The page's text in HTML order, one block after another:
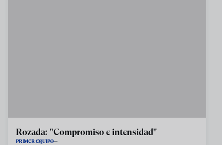
Rozada: "Compromiso e intensidad"
PRIMER EQUIPO